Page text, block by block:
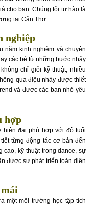
cho bạn. Chúng tôi tự hào là
tại Cần Thơ.
nghiệp
năm kinh nghiệm và chuyên
các bé từ những bước nhảy
chỉ giỏi kỹ thuật, nhiều
qua điệu nhảy được thiết
và được các bạn nhỏ yêu
hợp
hiện đại phù hợp với độ tuổi
từng động tác cơ bản đến
cao, kỹ thuật trong dance, sự
được sự phát triển toàn diện
một môi trường học tập tích